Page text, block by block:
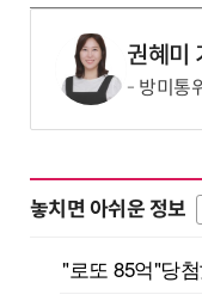
권혜미
방미통
놓치면 아쉬운 정보